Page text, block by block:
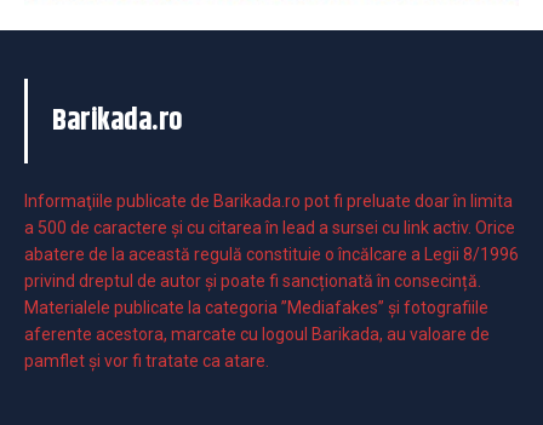
Barikada.ro
Informaţiile publicate de Barikada.ro pot fi preluate doar în limita
a 500 de caractere şi cu citarea în lead a sursei cu link activ. Orice
abatere de la această regulă constituie o încălcare a Legii 8/1996
privind dreptul de autor și poate fi sancționată în consecință.
Materialele publicate la categoria ”Mediafakes” și fotografiile
aferente acestora, marcate cu logoul Barikada, au valoare de
pamflet și vor fi tratate ca atare.